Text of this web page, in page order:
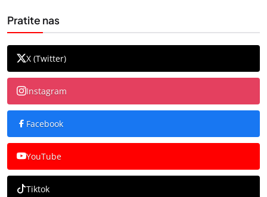
Pratite nas
X (Twitter)
Instagram
Facebook
YouTube
Tiktok